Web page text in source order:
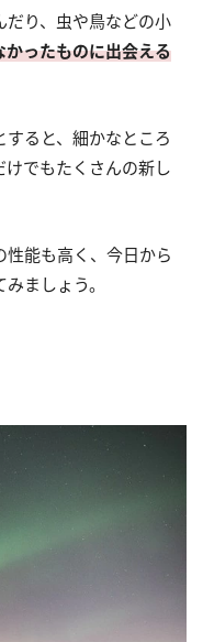
だり、虫や鳥などの小
かったものに出会える
ると、細かなところ
でもたくさんの新し
能も高く、今日から
ましょう。